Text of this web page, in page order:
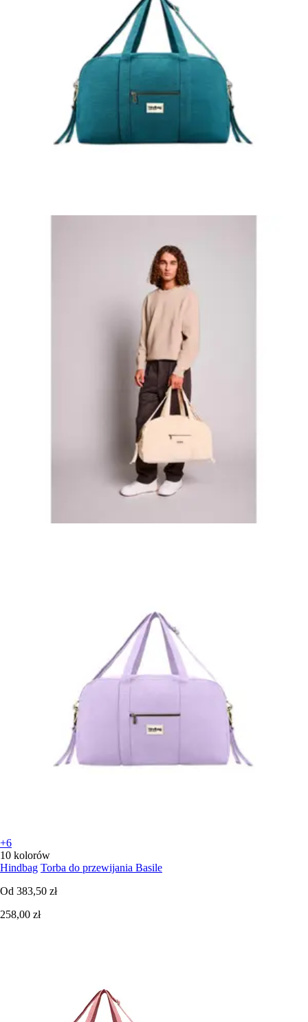
+6
10 kolorów
Hindbag Torba do przewijania Basile
Od 383,50 zł
258,00 zł